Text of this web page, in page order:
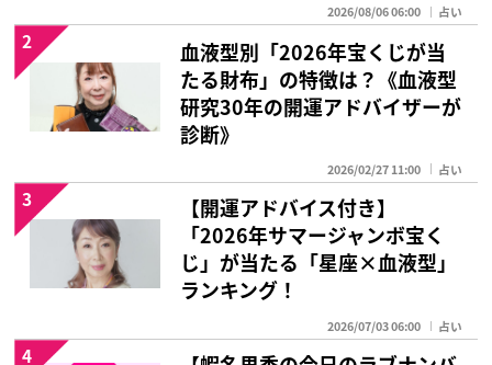
2026/08/06 06:00 占い
血液型別「2026年宝くじが当
たる財布」の特徴は？《血液型
研究30年の開運アドバイザーが
診断》
2026/02/27 11:00 占い
2
【開運アドバイス付き】
「2026年サマージャンボ宝く
じ」が当たる「星座×血液型」
ランキング！
2026/07/03 06:00 占い
3
4